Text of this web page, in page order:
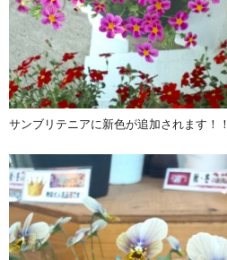
サンブリテニアに新色が追加されます！！